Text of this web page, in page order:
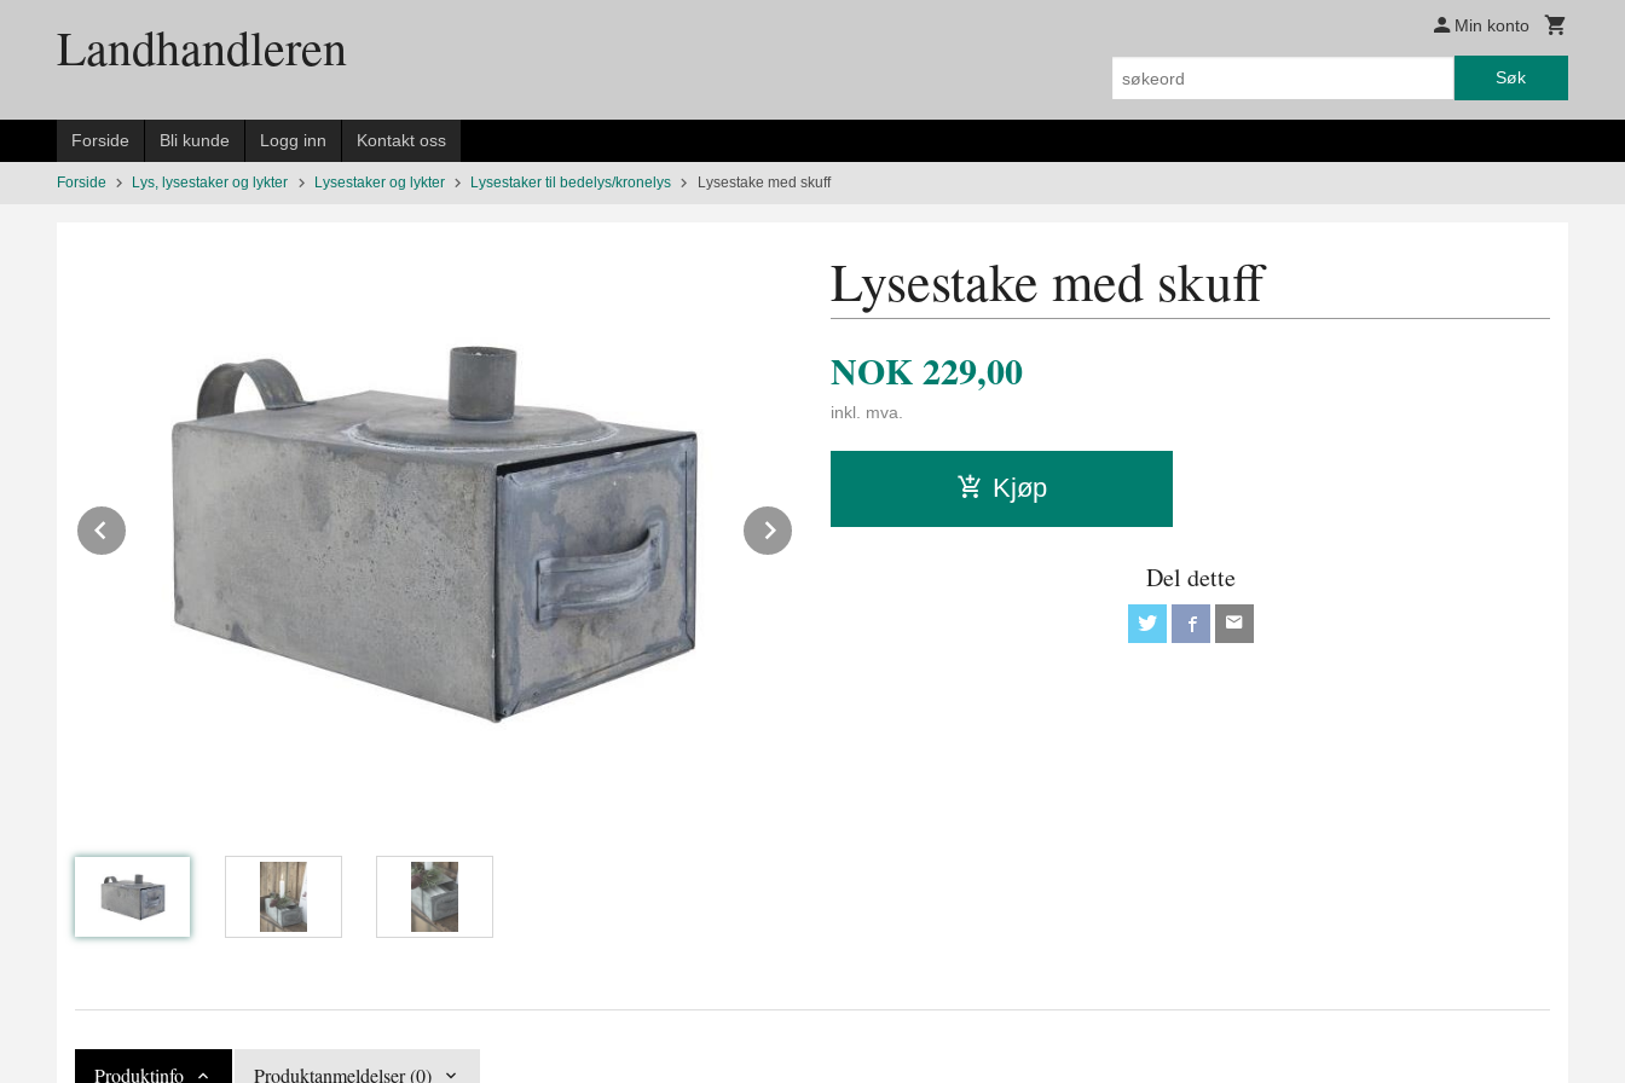
innholdetLandhandleren Min konto
Søk
Forside Bli kunde Logg inn Kontakt oss
Forside Lys, lysestaker og lykter Lysestaker og lykter Lysestaker til bedelys/kronelys Lysestake med skuff
Prev Next
Lysestake med skuff
NOK229,00
inkl. mva.
Kjøp
Del dette
Produktinfo Produktanmeldelser (0)